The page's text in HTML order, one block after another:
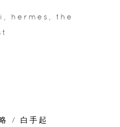
hermes, the
/
白手起